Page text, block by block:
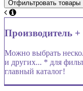
Производитель +
Можно выбрать
и других... * для
главный каталог!